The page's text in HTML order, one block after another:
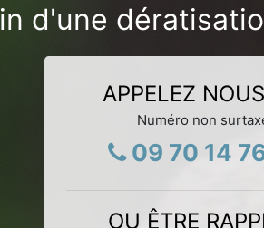
d'une
APPELEZ
Numéro non
09 70 14
OU ÊTRE